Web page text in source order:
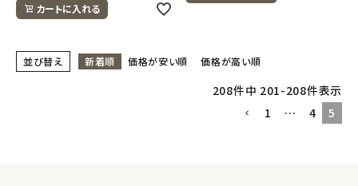
カートに入れる
並び替え 新着順 価格が安い順 価格が高い順
208件中 201-208件表示
1
… 4 5